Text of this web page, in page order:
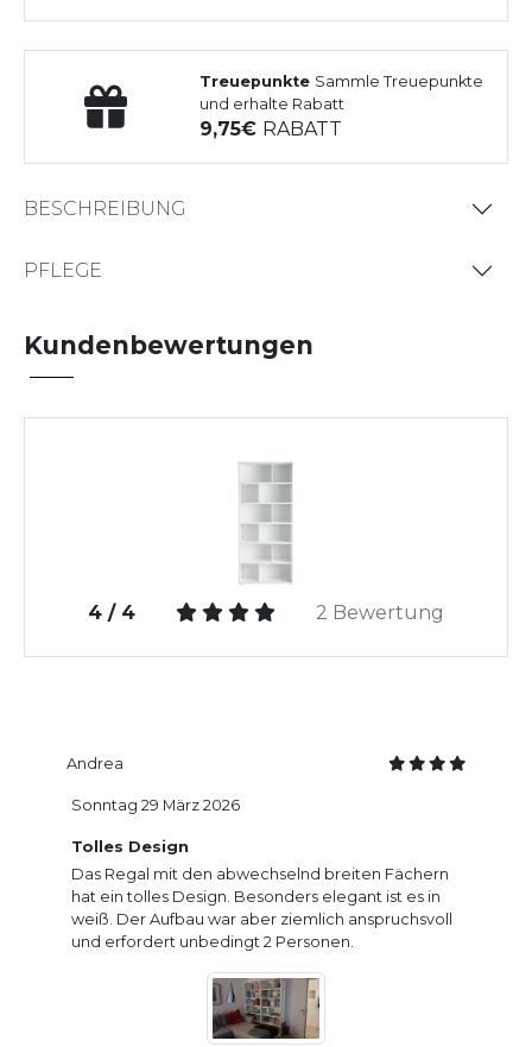
Treuepunkte Sammle Treuepunkte
und erhalte Rabatt
9,75 RABATT
BESCHREIBUNG
PFLEGE
Kundenbewertungen
4 / 4 2 Bewertung
Andrea
Tolles Design
Das Regal mit den abwechselnd breiten Fächern
hat ein tolles Design. Besonders elegant ist es in
weiß. Der Aufbau war aber ziemlich anspruchsvoll
und erfordert unbedingt 2 Personen.
Sonntag 29 März 2026